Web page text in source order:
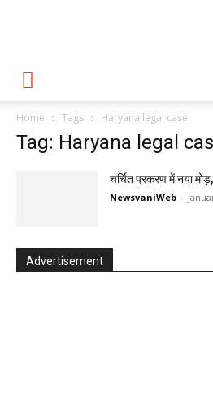
Home Tags Haryana legal case
Tag: Haryana legal
चर्चित प्रकरण में नया
NewsvaniWeb -
Advertisement